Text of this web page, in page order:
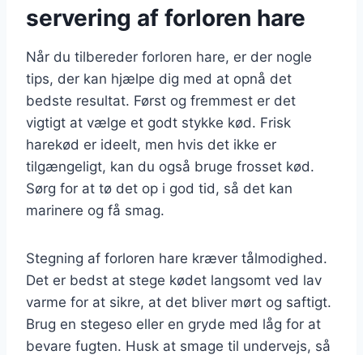
servering af forloren hare
Når du tilbereder forloren hare, er der nogle
tips, der kan hjælpe dig med at opnå det
bedste resultat. Først og fremmest er det
vigtigt at vælge et godt stykke kød. Frisk
harekød er ideelt, men hvis det ikke er
tilgængeligt, kan du også bruge frosset kød.
Sørg for at tø det op i god tid, så det kan
marinere og få smag.
Stegning af forloren hare kræver tålmodighed.
Det er bedst at stege kødet langsomt ved lav
varme for at sikre, at det bliver mørt og saftigt.
Brug en stegeso eller en gryde med låg for at
bevare fugten. Husk at smage til undervejs, så